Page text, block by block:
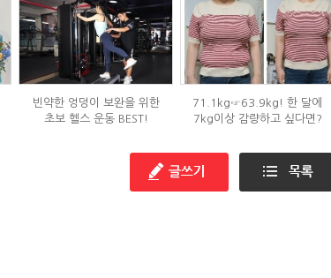
빈약한 엉덩이 보완을 위한
초보 헬스 운동 BEST!
71.1kg☞63.9kg! 한 달에
7kg이상 감량하고 싶다면?